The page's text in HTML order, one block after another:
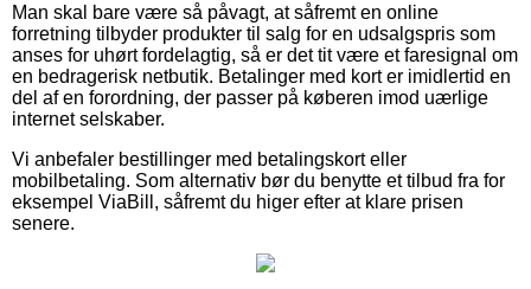
Man skal bare være så påvagt, at såfremt en online
forretning tilbyder produkter til salg for en udsalgspris som
anses for uhørt fordelagtig, så er det tit være et faresignal om
en bedragerisk netbutik. Betalinger med kort er imidlertid en
del af en forordning, der passer på køberen imod uærlige
internet selskaber.
Vi anbefaler bestillinger med betalingskort eller
mobilbetaling. Som alternativ bør du benytte et tilbud fra for
eksempel ViaBill, såfremt du higer efter at klare prisen
senere.